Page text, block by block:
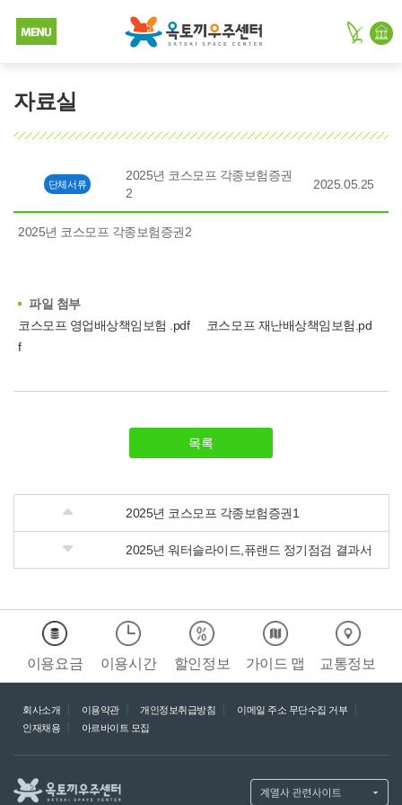
자료실
단체서류
2025년 코스모프 각종보험증권
2
2025.05.25
2025년 코스모프 각종보험증권2
파일 첨부
코스모프 영업배상책임보험 .pdf
코스모프 재난배상책임보험.pd
f
목록
2025년 코스모프 각종보험증권1
2025년 워터슬라이드,퓨랜드 정기점검 결과서
이용요금 이용시간 할인정보 가이드 맵 교통정보
회사소개 이용약관 개인정보취급방침
이메일 주소 무단수집 거부
인재채용
아르바이트 모집